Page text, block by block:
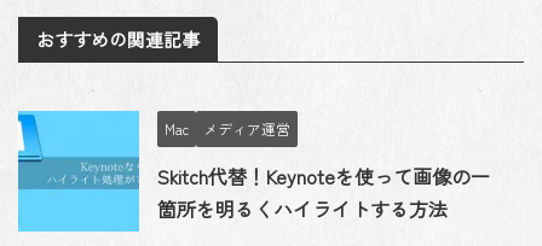
おすすめの関連記事
Mac メディア運営
Skitch代替！Keynoteを使って画像の一
箇所を明るくハイライトする方法